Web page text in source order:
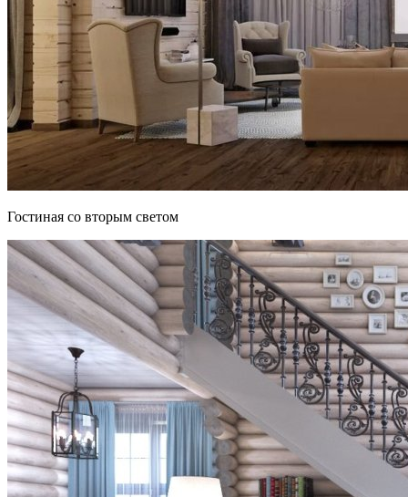
Гостиная со вторым светом